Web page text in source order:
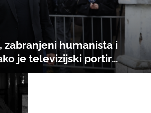
zabranjeni humanista i
je televizijski portir
obraz Sarajeva" na
i odlasku Halida